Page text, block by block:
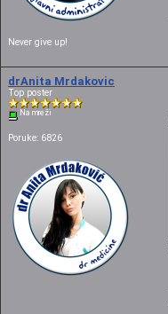
Never give up!
drAnita Mrdakovic
Top poster
Na mreži
Poruke: 6826